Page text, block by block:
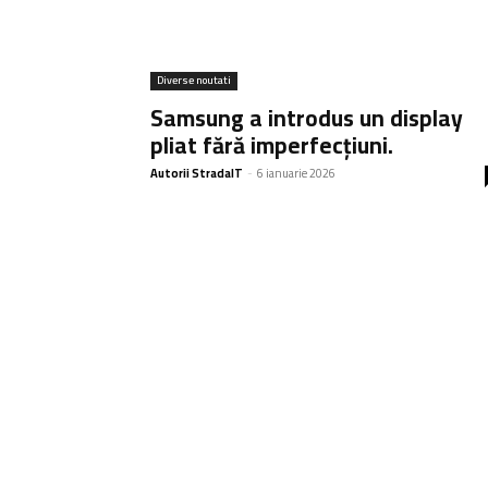
Diverse noutati
Samsung a introdus un display
pliat fără imperfecțiuni.
Autorii StradaIT - 6 ianuarie 2026